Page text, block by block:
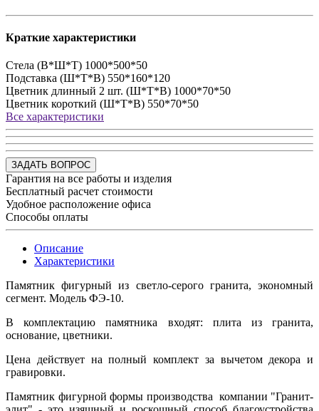
Краткие характеристики
Стела (В*Ш*Т) 1000*500*50
Подставка (Ш*Т*В) 550*160*120
Цветник длинный 2 шт. (Ш*Т*В) 1000*70*50
Цветник короткий (Ш*Т*В) 550*70*50
Все характеристики
ЗАДАТЬ ВОПРОС
Гарантия на все работы и изделия
Бесплатный расчет стоимости
Удобное расположение офиса
Способы оплаты
Описание
Характеристики
Памятник фигурный из светло-серого гранита, экономный
сегмент. Модель ФЭ-10.
В комплектацию памятника входят: плита из гранита,
основание, цветники.
Цена действует на полный комплект за вычетом декора и
гравировки.
Памятник фигурной формы производства компании "Гранит-